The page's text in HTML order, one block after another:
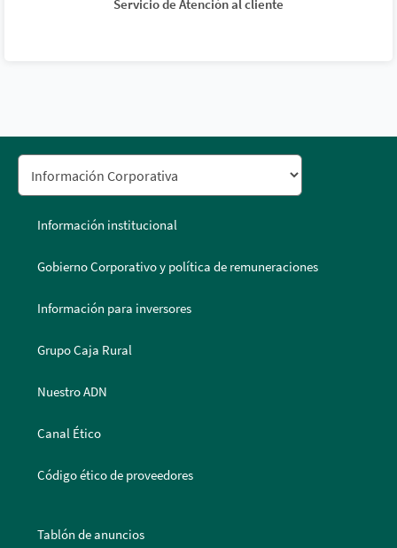
Servicio de Atención al cliente
Información institucional
Gobierno Corporativo y política de remuneraciones
Información para inversores
Grupo Caja Rural
Nuestro ADN
Canal Ético
Código ético de proveedores
Tablón de anuncios